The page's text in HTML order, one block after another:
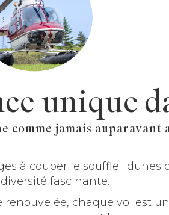
unique
comme jamais auparavant
à couper le souffle : dunes
fascinante.
chaque vol est